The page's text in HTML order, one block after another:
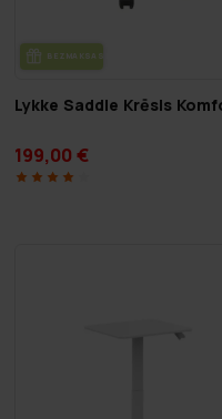
BEZ­MAK­SAS PIE­GĀ­DE
Lykke Saddle Krēsls
199,00 €